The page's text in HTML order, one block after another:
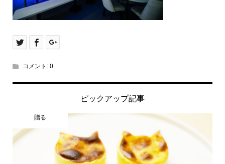
コメント: 0
ピックアップ記事
贈る